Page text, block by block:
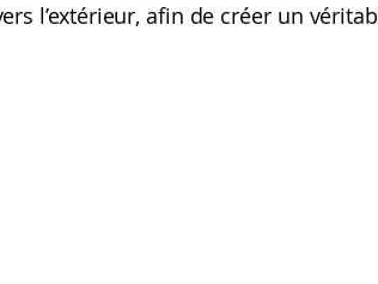
l’extérieur, afin de créer un